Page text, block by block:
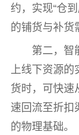
约，实现“仓
的铺货与补货
第二，智
上线下资源的
货时，可快速
速回流至折
的物理基础。